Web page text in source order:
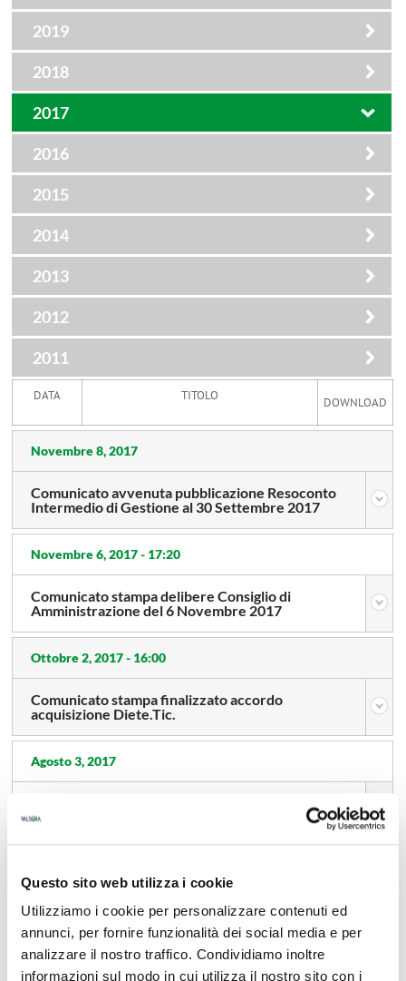
Questo sito web utilizza i cookie
Utilizziamo i cookie per personalizzare contenuti ed
annunci, per fornire funzionalità dei social media e per
analizzare il nostro traffico. Condividiamo inoltre
informazioni sul modo in cui utilizza il nostro sito con i
2019
2018
2017
2016
2015
2014
2013
2012
2011
DATA TITOLO DOWNLOAD
Novembre 8, 2017
Comunicato avvenuta pubblicazione Resoconto
Intermedio di Gestione al 30 Settembre 2017
Novembre 6, 2017 - 17:20
Comunicato stampa delibere Consiglio di
Amministrazione del 6 Novembre 2017
Ottobre 2, 2017 - 16:00
Comunicato stampa finalizzato accordo
acquisizione Diete.Tic.
Agosto 3, 2017
finanziaria semestrale al 30 Giugno 2017
Comunicato stampa delibere Consiglio di
Amministrazione del 2 Agosto 2017
Maggio 16, 2017